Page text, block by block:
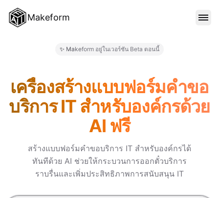
Makeform
บล็อก
ราคา
✨ Makeform อยู่ในเวอร์ชัน Beta ตอนนี้
เครื่องสร้างแบบฟอร์มคำขอ
บริการ IT สำหรับองค์กรด้วย
AI ฟรี
สร้างแบบฟอร์มคำขอบริการ IT สำหรับองค์กรได้
ทันทีด้วย AI ช่วยให้กระบวนการออกตั๋วบริการ
ราบรื่นและเพิ่มประสิทธิภาพการสนับสนุน IT